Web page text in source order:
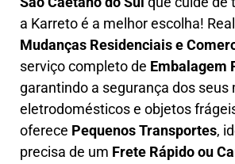
a Karretoé a melhor escolha!
Mudanças Residenciais e
serviço completo de Embalagem
garantindo a segurança dos seus
eletrodomésticos e objetos
oferece Pequenos Transportes,
precisa de um Frete Rápido ou